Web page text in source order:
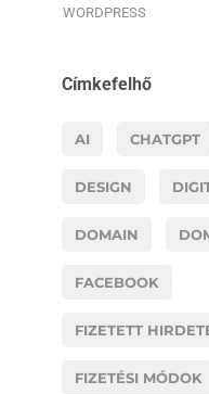
WORDPRESS
Címkefelhő
AI CHATGPT
DESIGN
DOMAIN
FACEBOOK
FIZETETT
FIZETÉSI MÓDOK